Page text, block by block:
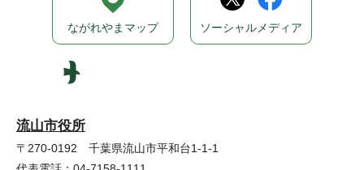
流山市役所
〒270-0192 千葉県流山市平和台1-1-1
ながれやまマップ ソーシャルメディア